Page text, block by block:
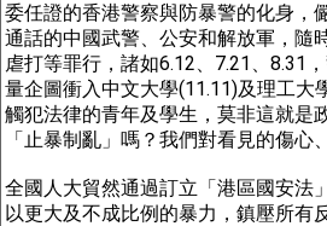
委任證的香港警察與防暴警的化身，
通話的中國武警、公安和解放軍，隨
虐打等罪行，諸如6.12、7.21、8.31
量企圖衝入中文大學(11.11)及理工大
觸犯法律的青年及學生，莫非這就是
「止暴制亂」嗎？我們對看見的傷心
全國人大貿然通過訂立「港區國安法
以更大及不成比例的暴力，鎮壓所有